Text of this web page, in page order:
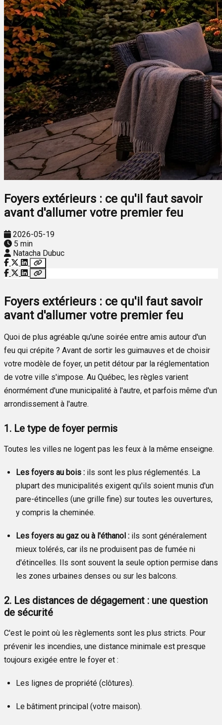
Foyers extérieurs : ce qu'il faut savoir
avant d'allumer votre premier feu
2026-05-19
5 min
Natacha Dubuc
Foyers extérieurs : ce qu'il faut savoir
avant d'allumer votre premier feu
Quoi de plus agréable qu'une soirée entre amis autour d'un
feu qui crépite ? Avant de sortir les guimauves et de choisir
votre modèle de foyer, un petit détour par la réglementation
de votre ville s'impose. Au Québec, les règles varient
énormément d'une municipalité à l'autre, et parfois même d'un
arrondissement à l'autre.
1. Le type de foyer permis
Toutes les villes ne logent pas les feux à la même enseigne.
Les foyers au bois : ils sont les plus réglementés. La
plupart des municipalités exigent qu'ils soient munis d'un
pare-étincelles (une grille fine) sur toutes les ouvertures,
y compris la cheminée.
Les foyers au gaz ou à l'éthanol : ils sont généralement
mieux tolérés, car ils ne produisent pas de fumée ni
d'étincelles. Ils sont souvent la seule option permise dans
les zones urbaines denses ou sur les balcons.
2. Les distances de dégagement : une question
de sécurité
C'est le point où les règlements sont les plus stricts. Pour
prévenir les incendies, une distance minimale est presque
toujours exigée entre le foyer et :
Les lignes de propriété (clôtures).
Le bâtiment principal (votre maison).